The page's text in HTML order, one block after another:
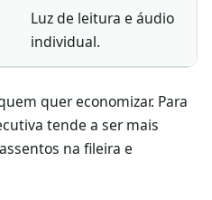
Luz de leitura e áudio
individual.
quer economizar. Para
tende a ser mais
na fileira e